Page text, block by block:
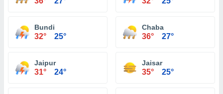
Bundi
32° 25°
Chaba
36° 27°
Jaipur
31° 24°
Jaisar
35° 25°